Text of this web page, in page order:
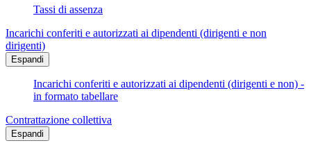
Tassi di assenza
Incarichi conferiti e autorizzati ai dipendenti (dirigenti e non
dirigenti)
Espandi
Incarichi conferiti e autorizzati ai dipendenti (dirigenti e non) -
in formato tabellare
Contrattazione collettiva
Espandi